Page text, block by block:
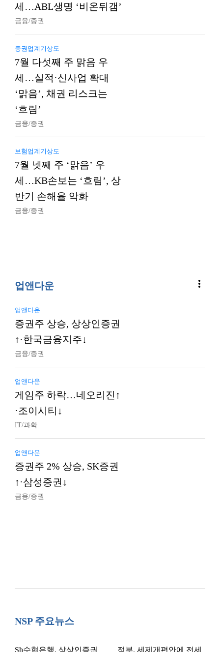
세…ABL생명 ‘비온뒤갬’
금융/증권
증권업계기상도
7월 다섯째 주 맑음 우
세…실적·신사업 확대
‘맑음’, 채권 리스크는
‘흐림’
금융/증권
보험업계기상도
7월 넷째 주 ‘맑음’ 우
세…KB손보는 ‘흐림’, 상
반기 손해율 악화
금융/증권
업앤다운 more_vert
업앤다운
증권주 상승, 상상인증권
↑·한국금융지주↓
금융/증권
업앤다운
게임주 하락…네오리진↑
·조이시티↓
IT/과학
업앤다운
증권주 2% 상승, SK증권
↑·삼성증권↓
금융/증권
NSP 주요뉴스
Sh수협은행, 상상인증권
정부, 세제개편안에 전세